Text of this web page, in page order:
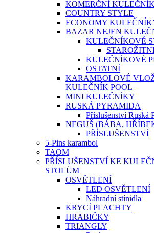
KOMERČNÍ
COUNTRY STYLE
ECONOMY
BAZAR NEJEN
KULEČNÍKOVÉ
KULEČNÍKOVÉ
OSTATNÍ
KARAMBOLOVÉ
KULEČNÍK POOL
MINI KULEČNÍKY
RUSKÁ PYRAMIDA
Příslušenství Ruská
NEGUŠ (BÁBA,
PŘÍSLUŠENSTVÍ
5-Pins karambol
TAOM
PŘÍSLUŠENSTVÍ KE
STOLŮM
OSVĚTLENÍ
LED OSVĚTLENÍ
Náhradní stínidla
KRYCÍ PLACHTY
HRABIČKY
TRIANGLY